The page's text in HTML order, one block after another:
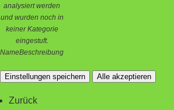
analysiert werden
und wurden noch in
keiner Kategorie
eingestuft.
NameBeschreibung
Einstellungen speichern Alle akzeptieren
Zurück